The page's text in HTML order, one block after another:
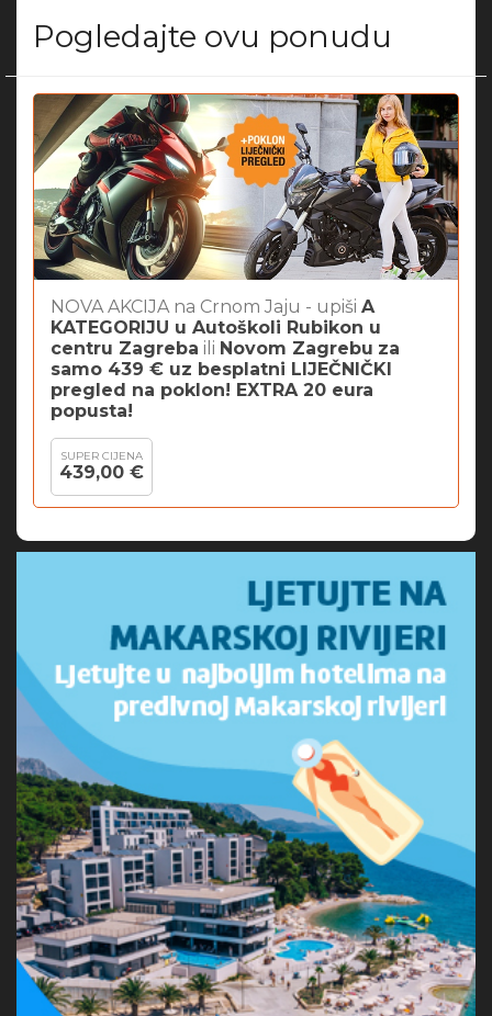
Pogledajte ovu ponudu
NOVA AKCIJA na Crnom Jaju - upiši A
KATEGORIJU u Autoškoli Rubikon u
centru Zagreba ili Novom Zagrebu za
samo 439 € uz besplatni LIJEČNIČKI
pregled na poklon! EXTRA 20 eura
popusta!
SUPER CIJENA
439,00 €